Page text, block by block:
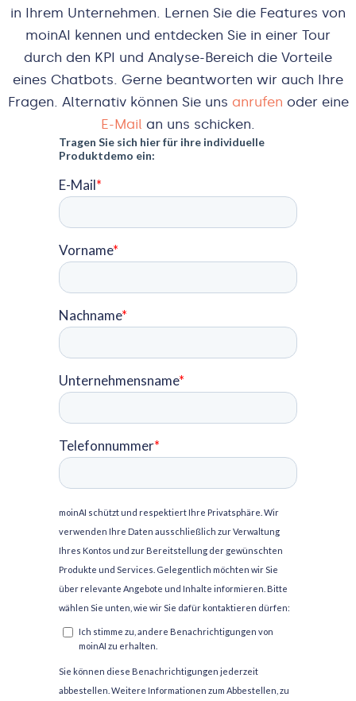
in Ihrem Unternehmen. Lernen Sie die Features von
moinAI kennen und entdecken Sie in einer Tour
durch den KPI und Analyse-Bereich die Vorteile
eines Chatbots. Gerne beantworten wir auch Ihre
Fragen. Alternativ können Sie uns anrufen oder eine
E-Mail an uns schicken.